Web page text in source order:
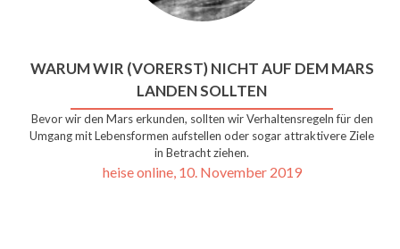
WARUM WIR (VORERST) NICHT AUF DEM MARS
LANDEN SOLLTEN
Bevor wir den Mars erkunden, sollten wir Verhaltensregeln für den
Umgang mit Lebensformen aufstellen oder sogar attraktivere Ziele
in Betracht ziehen.
heise online, 10. November 2019